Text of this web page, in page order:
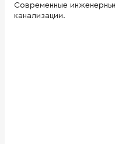
Современные
канализации.